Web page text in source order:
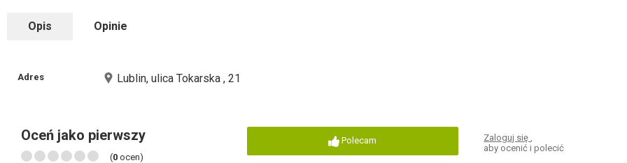
Opis Opinie
Adres Lublin, ulica Tokarska , 21
Oceń jako pierwszy
(0 ocen)
Polecam Zaloguj się,
aby ocenić i polecić